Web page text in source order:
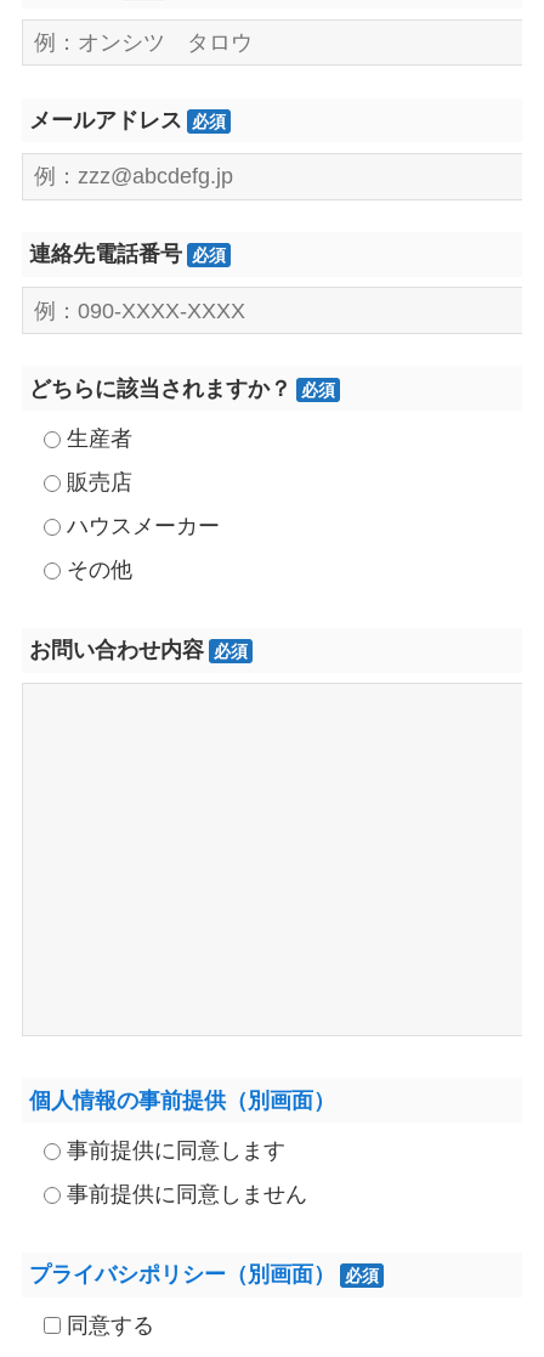
メールアドレス 必須
連絡先電話番号 必須
どちらに該当されますか？ 必須
生産者
販売店
ハウスメーカー
その他
お問い合わせ内容 必須
個人情報の事前提供（別画面）
事前提供に同意します
事前提供に同意しません
プライバシポリシー（別画面） 必須
同意する